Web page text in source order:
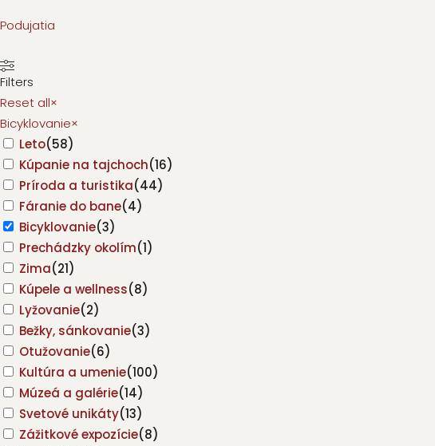
Podujatia
Filters
Reset all×
Bicyklovanie×
Leto(58)
Kúpanie na tajchoch(16)
Príroda a turistika(44)
Fáranie do bane(4)
Bicyklovanie(3)
Prechádzky okolím(1)
Zima(21)
Kúpele a wellness(8)
Lyžovanie(2)
Bežky, sánkovanie(3)
Otužovanie(6)
Kultúra a umenie(100)
Múzeá a galérie(14)
Svetové unikáty(13)
Zážitkové expozície(8)